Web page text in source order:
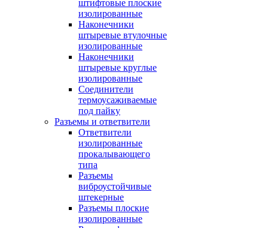
штифтовые плоские
изолированные
Наконечники
штыревые втулочные
изолированные
Наконечники
штыревые круглые
изолированные
Соединители
термоусаживаемые
под пайку
Разъемы и ответвители
Ответвители
изолированные
прокалывающего
типа
Разъемы
виброустойчивые
штекерные
Разъемы плоские
изолированные